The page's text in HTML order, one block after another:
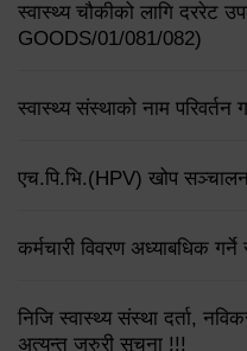
स्वास्थ्य चौकीको लागि दररेट
GOODS/01/081/082)
स्वास्थ्य संस्थाको नाम परिवर्तन
एच.पि.भि.(HPV) खोप
कर्मचारी विवरण अध्याबधिक
निजि स्वास्थ्य संस्था दर्ता,
अत्यन्त जरुरी सूचना !!!